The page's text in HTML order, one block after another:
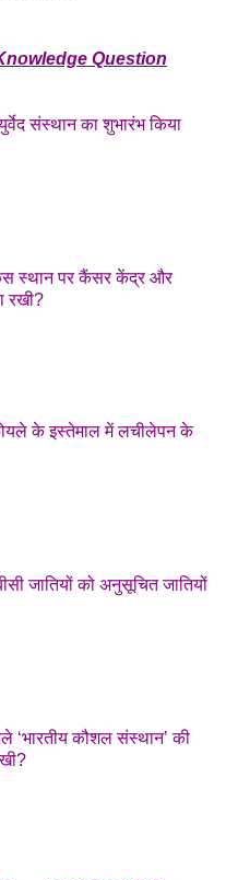
Question
संस्थान का शुभारंभ किया
स्थान पर कैंसर केंद्र और
रखी?
कोयले के इस्तेमाल में लचीलेपन के
जातियों को अनुसूचित जातियों
‘भारतीय कौशल संस्थान’ की